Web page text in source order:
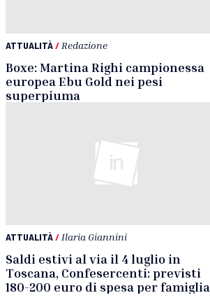
ATTUALITÀ/ Redazione
Boxe: Martina Righi campionessa
europea Ebu Gold nei pesi
superpiuma
ATTUALITÀ/ Ilaria Giannini
Saldi estivi al via il 4 luglio in
Toscana, Confesercenti: previsti
180-200 euro di spesa per famiglia